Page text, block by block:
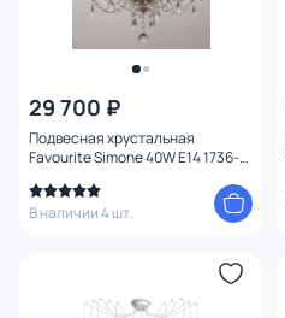
29 700 ₽
Подвесная хрустальная
Favourite Simone 40W E14 1736-
В наличии 4 шт.